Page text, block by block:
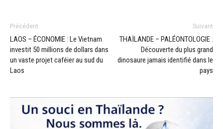
Précédent
LAOS – ÉCONOMIE : Le Vietnam
investit 50 millions de dollars dans
un vaste projet caféier au sud du
Laos
Suivant
THAÏLANDE – PALÉONTOLOGIE :
Découverte du plus grand
dinosaure jamais identifié dans le
pays